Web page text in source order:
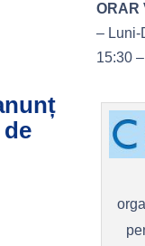
ORAR
– Luni-
15:30